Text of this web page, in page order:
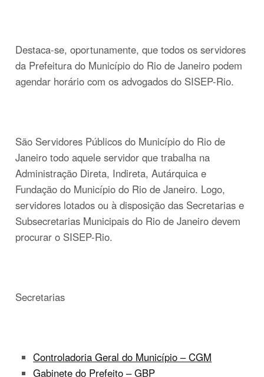
Destaca-se, oportunamente, que todos os servidores
da Prefeitura do Município do Rio de Janeiro podem
agendar horário com os advogados do SISEP-Rio.
São Servidores Públicos do Município do Rio de
Janeiro todo aquele servidor que trabalha na
Administração Direta, Indireta, Autárquica e
Fundação do Município do Rio de Janeiro. Logo,
servidores lotados ou à disposição das Secretarias e
Subsecretarias Municipais do Rio de Janeiro devem
procurar o SISEP-Rio.
Secretarias
Controladoria Geral do Município – CGM
Gabinete do Prefeito – GBP